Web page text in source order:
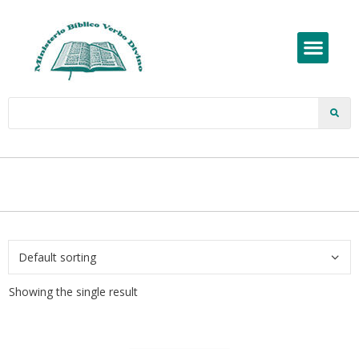
Showing the single result